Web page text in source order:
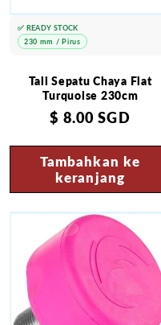
Tali Sepatu Chaya Flat
Turquoise 230cm
Harga
$ 8.00 SGD
Tambahkan ke
keranjang
✅ READY STOCK
230 mm / Pirus